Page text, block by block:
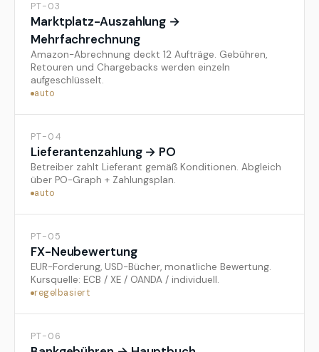
PT-03
Marktplatz-Auszahlung →
Mehrfachrechnung
Amazon-Abrechnung deckt 12 Aufträge. Gebühren,
Retouren und Chargebacks werden einzeln
aufgeschlüsselt.
auto
PT-04
Lieferantenzahlung → PO
Betreiber zahlt Lieferant gemäß Konditionen. Abgleich
über PO-Graph + Zahlungsplan.
auto
PT-05
FX-Neubewertung
EUR-Forderung, USD-Bücher, monatliche Bewertung.
Kursquelle: ECB / XE / OANDA / individuell.
regelbasiert
PT-06